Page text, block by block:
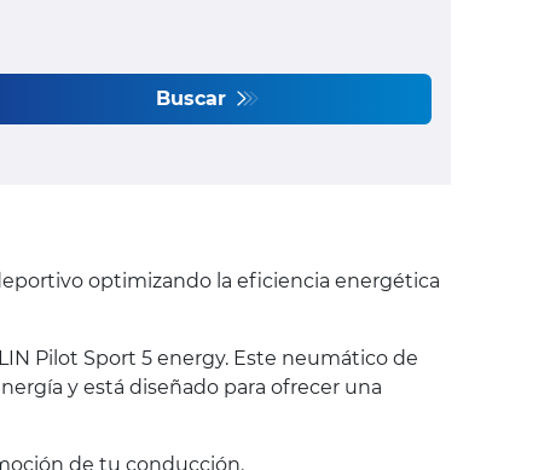
Buscar
optimizando la eficiencia energética
Pilot Sport 5 energy. Este neumático de
y está diseñado para ofrecer una
de tu conducción.